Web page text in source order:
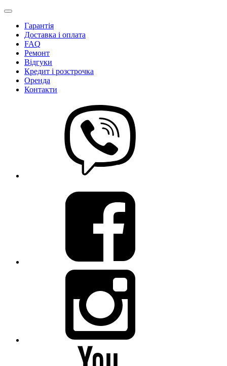
Гарантія
Доставка і оплата
FAQ
Ремонт
Відгуки
Кредит і розстрочка
Оренда
Контакти